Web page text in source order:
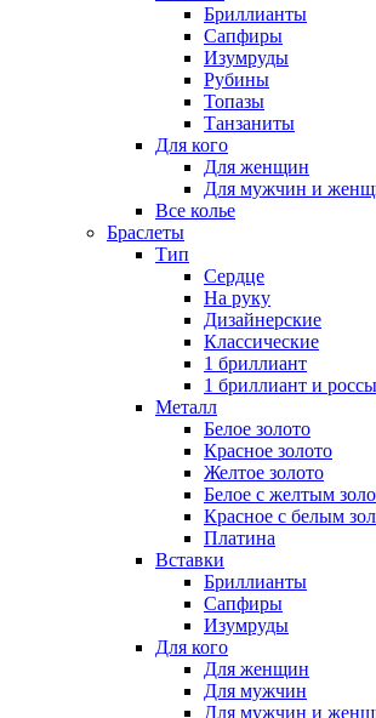
Бриллианты
Сапфиры
Изумруды
Рубины
Топазы
Танзаниты
Для кого
Для женщин
Для мужчин и
Все колье
Браслеты
Тип
Сердце
На руку
Дизайнерские
Классические
1 бриллиант
1 бриллиант и
Металл
Белое золото
Красное золото
Желтое золото
Белое с желтым
Красное с белым
Платина
Вставки
Бриллианты
Сапфиры
Изумруды
Для кого
Для женщин
Для мужчин
Для мужчин и